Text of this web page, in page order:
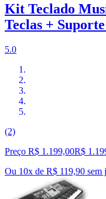
Kit Teclado
Teclas +
5.0
(2)
Preço R$ 1.199,00R$
Ou 10x de R$ 119,90 sem